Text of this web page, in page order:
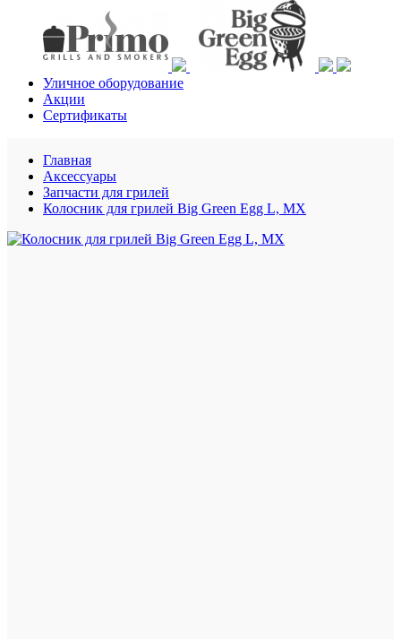
Уличное оборудование
Акции
Сертификаты
Главная
Аксессуары
Запчасти для грилей
Колосник для грилей Big Green Egg L, MX